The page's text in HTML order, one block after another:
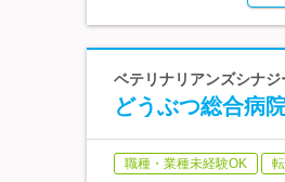
ベテリナリアンズシナ
どうぶつ総合病
職種・業種未経験OK